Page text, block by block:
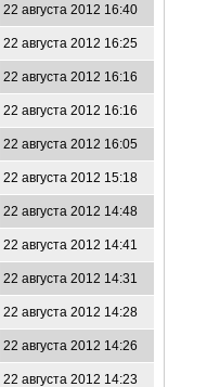
22 августа 2012 16:40
22 августа 2012 16:25
22 августа 2012 16:16
22 августа 2012 16:16
22 августа 2012 16:05
22 августа 2012 15:18
22 августа 2012 14:48
22 августа 2012 14:41
22 августа 2012 14:31
22 августа 2012 14:28
22 августа 2012 14:26
22 августа 2012 14:23